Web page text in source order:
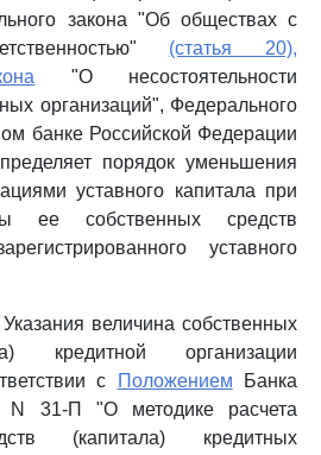
закона "Об обществах с
(статья 20),
"О несостоятельности
организаций", Федерального
банке Российской Федерации
порядок уменьшения
уставного капитала при
ее собственных средств
уставного
величина собственных
кредитной организации
с
Положением Банка
N 31-П "О методике расчета
(капитала) кредитных